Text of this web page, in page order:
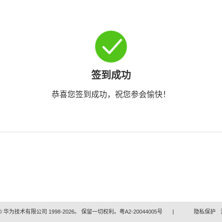
签到成功
恭喜您签到成功，祝您参会愉快！
华为技术有限公司 1998-2026。 保留一切权利。粤A2-20044005号 | 隐私保护